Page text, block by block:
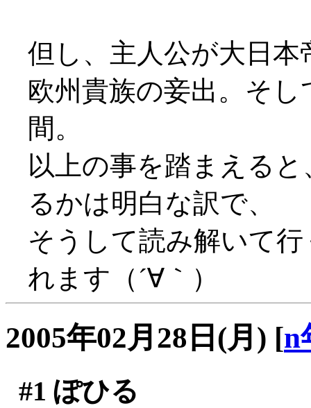
但し、主人公が大日
欧州貴族の妾出。そ
間。
以上の事を踏まえる
るかは明白な訳で、
そうして読み解いて
れます（´∀｀）
2005年02月28日(月) [n
#1 ぽひる